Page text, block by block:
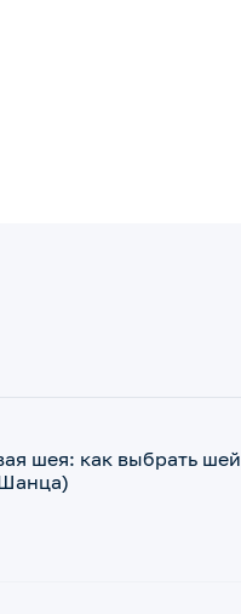
шея: как выбрать